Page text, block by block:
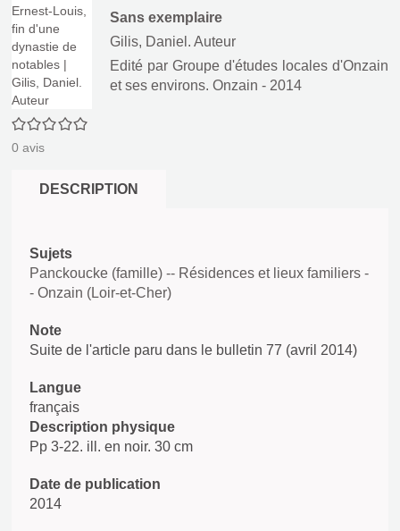
0/5
0 avis
Sans exemplaire
Gilis, Daniel. Auteur
Edité par Groupe d'études locales d'Onzain
et ses environs. Onzain - 2014
DESCRIPTION
Sujets
Panckoucke (famille) -- Résidences et lieux familiers -
- Onzain (Loir-et-Cher)
Note
Suite de l'article paru dans le bulletin 77 (avril 2014)
Langue
français
Description physique
Pp 3-22. ill. en noir. 30 cm
Date de publication
2014